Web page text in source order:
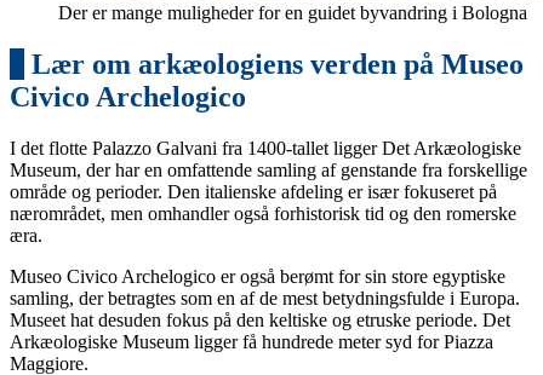
Der er mange muligheder for en guidet byvandring i Bologna
Lær om arkæologiens verden på Museo
Civico Archelogico
I det flotte Palazzo Galvani fra 1400-tallet ligger Det Arkæologiske
Museum, der har en omfattende samling af genstande fra forskellige
område og perioder. Den italienske afdeling er især fokuseret på
nærområdet, men omhandler også forhistorisk tid og den romerske
æra.
Museo Civico Archelogico er også berømt for sin store egyptiske
samling, der betragtes som en af de mest betydningsfulde i Europa.
Museet hat desuden fokus på den keltiske og etruske periode. Det
Arkæologiske Museum ligger få hundrede meter syd for Piazza
Maggiore.